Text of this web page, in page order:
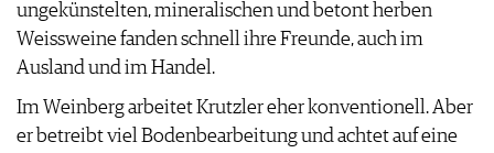
ungekünstelten, mineralischen und betont herben
Weissweine fanden schnell ihre Freunde, auch im
Ausland und im Handel.
Im Weinberg arbeitet Krutzler eher konventionell. Aber
er betreibt viel Bodenbearbeitung und achtet auf eine